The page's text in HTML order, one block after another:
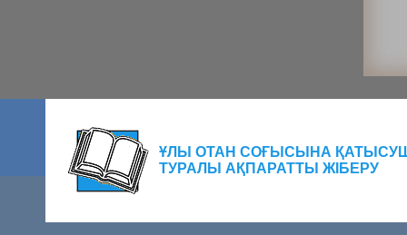
ҰЛЫ ОТАН СОҒЫСЫНА
ТУРАЛЫ АҚПАРАТТЫ ЖІБЕРУ